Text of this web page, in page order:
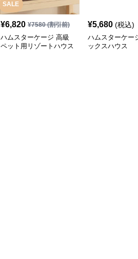
SALE
¥6,820 ¥7580(割引前)
ハムスターケージ 高級
ペット用リゾートハウス
¥5,680 (税込)
ハムスターケー
ックスハウス